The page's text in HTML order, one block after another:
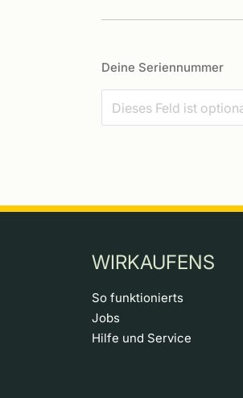
Deine Seriennummer
WIRKAUFENS
So funktionierts
Jobs
Hilfe und Service